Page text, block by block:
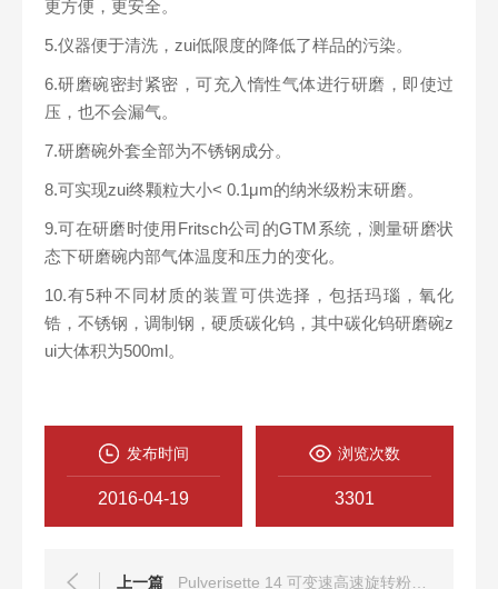
更方便，更安全。
5.仪器便于清洗，zui低限度的降低了样品的污染。
6.研磨碗密封紧密，可充入惰性气体进行研磨，即使过
压，也不会漏气。
7.研磨碗外套全部为不锈钢成分。
8.可实现zui终颗粒大小< 0.1μm的纳米级粉末研磨。
9.可在研磨时使用Fritsch公司的GTM系统，测量研磨状
态下研磨碗内部气体温度和压力的变化。
10.有5种不同材质的装置可供选择，包括玛瑙，氧化
锆，不锈钢，调制钢，硬质碳化钨，其中碳化钨研磨碗z
ui大体积为500ml。
发布时间
2016-04-19
浏览次数
3301
上一篇